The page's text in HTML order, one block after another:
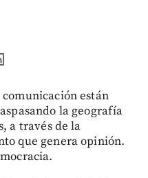
están
la geografía
a través de la
que genera opinión.